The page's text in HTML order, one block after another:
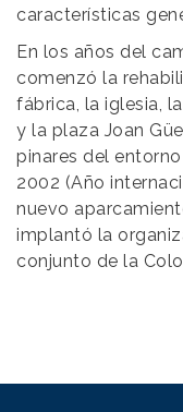
características
En los años del
comenzó la
fábrica, la iglesia,
y la plaza Joan
pinares del
2002 (Año
nuevo
implantó la
conjunto de la